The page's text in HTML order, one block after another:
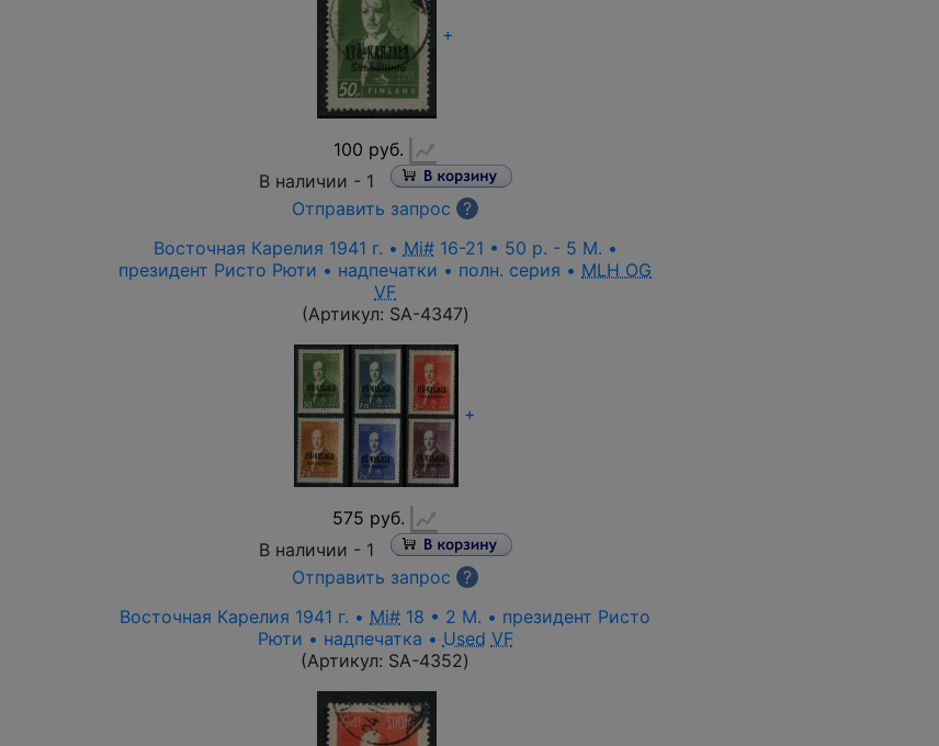
+
100 руб.
В наличии - 1
Отправить запрос
?
Восточная Карелия 1941 г. • Mi#16-21 • 50 p. - 5 M. •
президент Ристо Рюти • надпечатки • полн. серия • MLH OG
VF
(Артикул: SA-4347)
+
575 руб.
В наличии - 1
Отправить запрос
?
Восточная Карелия 1941 г. • Mi# 18 • 2 M. • президент Ристо
Рюти • надпечатка • Used VF
(Артикул: SA-4352)